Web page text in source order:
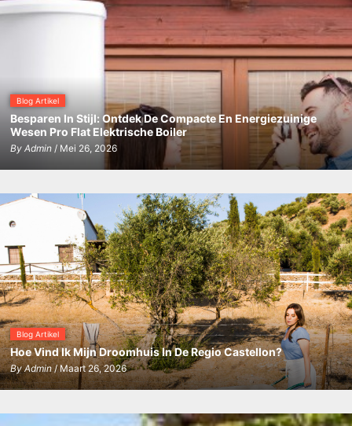
Blog Artikel
Besparen In Stijl: Ontdek De Compacte En Energiezuinige
Wesen Pro Flat Elektrische Boiler
By Admin/ Mei 26, 2026
Blog Artikel
Hoe Vind Ik Mijn Droomhuis In De Regio Castellon?
ByAdmin/ Maart 26, 2026